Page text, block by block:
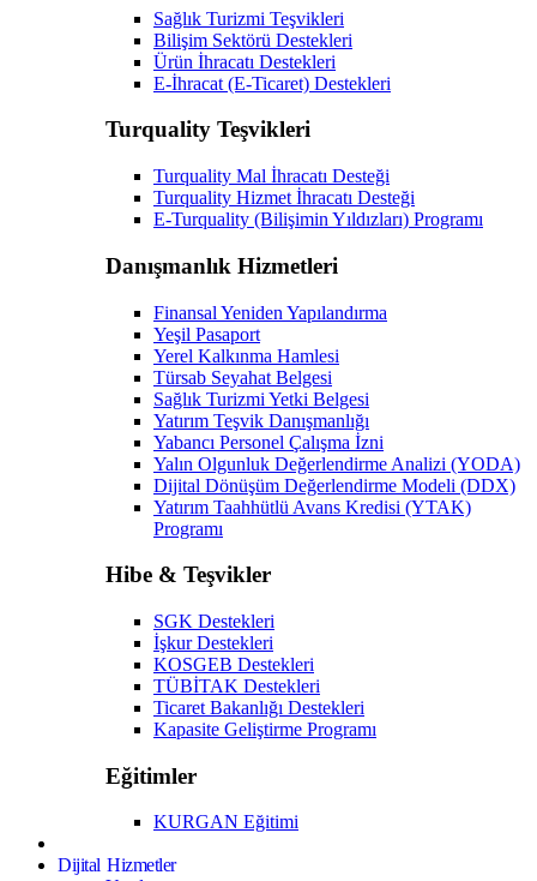
Sağlık Turizmi Teşvikleri
Bilişim Sektörü Destekleri
Ürün İhracatı Destekleri
E-İhracat (E-Ticaret) Destekleri
Turquality Teşvikleri
Turquality Mal İhracatı Desteği
Turquality Hizmet İhracatı Desteği
E-Turquality (Bilişimin Yıldızları) Programı
Danışmanlık Hizmetleri
Finansal Yeniden Yapılandırma
Yeşil Pasaport
Yerel Kalkınma Hamlesi
Türsab Seyahat Belgesi
Sağlık Turizmi Yetki Belgesi
Yatırım Teşvik Danışmanlığı
Yabancı Personel Çalışma İzni
Yalın Olgunluk Değerlendirme Analizi (YODA)
Dijital Dönüşüm Değerlendirme Modeli (DDX)
Yatırım Taahhütlü Avans Kredisi (YTAK)
Programı
Hibe & Teşvikler
SGK Destekleri
İşkur Destekleri
KOSGEB Destekleri
TÜBİTAK Destekleri
Ticaret Bakanlığı Destekleri
Kapasite Geliştirme Programı
Eğitimler
KURGAN Eğitimi
Dijital Hizmetler